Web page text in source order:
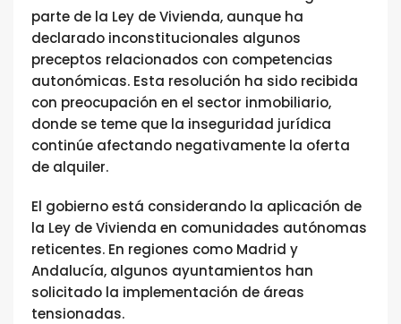
parte de la Ley de Vivienda, aunque ha
declarado inconstitucionales algunos
preceptos relacionados con competencias
autonómicas. Esta resolución ha sido recibida
con preocupación en el sector inmobiliario,
donde se teme que la inseguridad jurídica
continúe afectando negativamente la oferta
de alquiler.
El gobierno está considerando la aplicación de
la Ley de Vivienda en comunidades autónomas
reticentes. En regiones como Madrid y
Andalucía, algunos ayuntamientos han
solicitado la implementación de áreas
tensionadas.